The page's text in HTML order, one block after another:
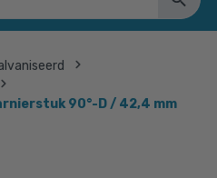
90°-D / 42,4 mm